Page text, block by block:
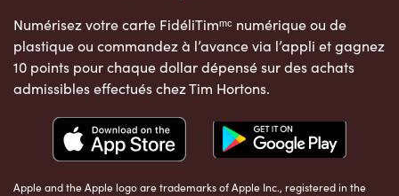
Numérisez votre carte FidéliTimᵐᶜ numérique ou de
plastique ou commandez à l’avance via l’appli et gagnez
10 points pour chaque dollar dépensé sur des achats
admissibles effectués chez Tim Hortons.
Apple and the Apple logo are trademarks of Apple Inc., registered in the